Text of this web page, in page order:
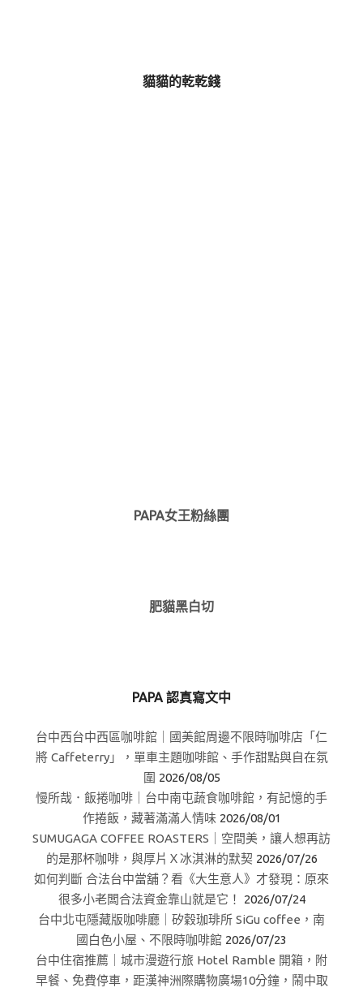
貓貓的乾乾錢
PAPA女王粉絲團
肥貓黑白切
PAPA 認真寫文中
台中西台中西區咖啡館｜國美館周邊不限時咖啡店「仁
將 Caffeterry」，單車主題咖啡館、手作甜點與自在氛
圍 2026/08/05
慢所哉．飯捲咖啡｜台中南屯蔬食咖啡館，有記憶的手
作捲飯，藏著滿滿人情味 2026/08/01
SUMUGAGA COFFEE ROASTERS｜空間美，讓人想再訪
的是那杯咖啡，與厚片Ｘ冰淇淋的默契 2026/07/26
如何判斷 合法台中當舖？看《大生意人》才發現：原來
很多小老闆合法資金靠山就是它！
2026/07/24
台中北屯隱藏版咖啡廳｜矽穀珈琲所 SiGu coffee，南
國白色小屋、不限時咖啡館 2026/07/23
台中住宿推薦｜城市漫遊行旅 Hotel Ramble 開箱，附
早餐、免費停車，距漢神洲際購物廣場10分鐘，鬧中取